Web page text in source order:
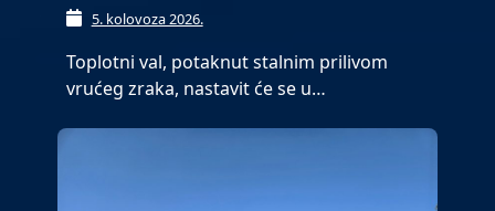
5. kolovoza 2026.
Toplotni val, potaknut stalnim prilivom
vrućeg zraka, nastavit će se u…